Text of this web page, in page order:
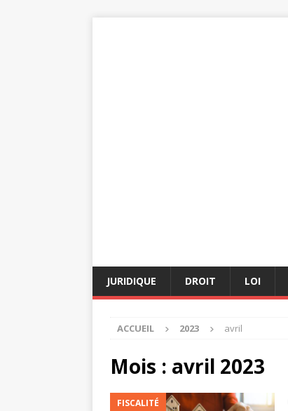
JURIDIQUE DROIT LOI
ACCUEIL 2023 avril
Mois : avril 2023
FISCALITÉ